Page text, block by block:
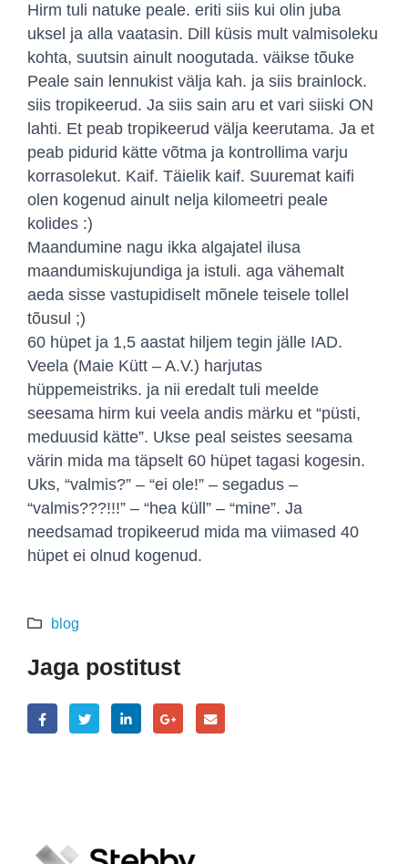
Hirm tuli natuke peale. eriti siis kui olin juba
uksel ja alla vaatasin. Dill küsis mult valmisoleku
kohta, suutsin ainult noogutada. väikse tõuke
Peale sain lennukist välja kah. ja siis brainlock.
siis tropikeerud. Ja siis sain aru et vari siiski ON
lahti. Et peab tropikeerud välja keerutama. Ja et
peab pidurid kätte võtma ja kontrollima varju
korrasolekut. Kaif. Täielik kaif. Suuremat kaifi
olen kogenud ainult nelja kilomeetri peale
kolides :)
Maandumine nagu ikka algajatel ilusa
maandumiskujundiga ja istuli. aga vähemalt
aeda sisse vastupidiselt mõnele teisele tollel
tõusul ;)
60 hüpet ja 1,5 aastat hiljem tegin jälle IAD.
Veela (Maie Kütt – A.V.) harjutas
hüppemeistriks. ja nii eredalt tuli meelde
seesama hirm kui veela andis märku et “püsti,
meduusid kätte”. Ukse peal seistes seesama
värin mida ma täpselt 60 hüpet tagasi kogesin.
Uks, “valmis?” – “ei ole!” – segadus –
“valmis???!!!” – “hea küll” – “mine”. Ja
needsamad tropikeerud mida ma viimased 40
hüpet ei olnud kogenud.
blog
Jaga postitust